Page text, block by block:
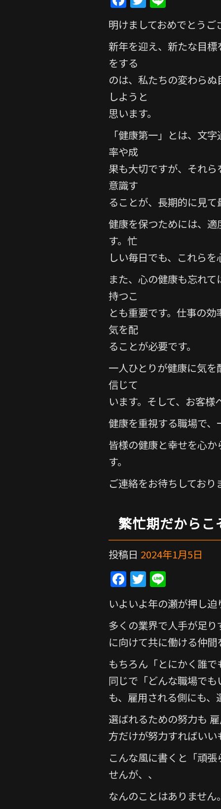
a
c
e
b
o
o
k
w
itt
er
n
e
明けましておめでとうご
新年を迎え、新たな目
をする
のは、私たちの変わら
しようと
思います。
「健康第一」とは、文
率や成
果も大切ですが、それ
意識す
ることが、長期的に見
健康を保つためには、
す。忙
しい毎日でも、これら
また、心の健康も忘れ
持つこ
とも重要です。仕事の
気を配
ることが必要です。
一人ひとりが健康に気
信じて
います。そして、お客
健康を重視する職場で
皆様の健康と幸せを心
す。
ご連絡をお待ちしており
繁忙期だからこ
投稿日 2024年1月5日
F
a
c
e
b
o
o
k
T
w
itt
er
n
e
いよいよ年の瀬が押し
多くの業界で人手が足
に向けて共に働ける仲
もちろん「とにかく誰
同じで「どんな職場で
も、雇用される側にも
選ばれるための努力も
方だけが努力すればい
こんな風に書くと「頑
せんが、、
なんのことはありません